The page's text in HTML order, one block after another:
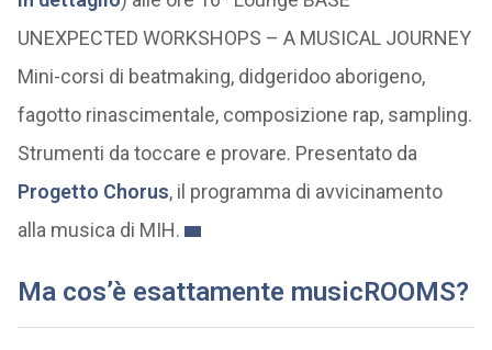
UNEXPECTED WORKSHOPS – A MUSICAL JOURNEY
Mini-corsi di beatmaking, didgeridoo aborigeno,
fagotto rinascimentale, composizione rap, sampling.
Strumenti da toccare e provare. Presentato da
Progetto Chorus, il programma di avvicinamento
alla musica di MIH.
Ma cos’è esattamente musicROOMS?